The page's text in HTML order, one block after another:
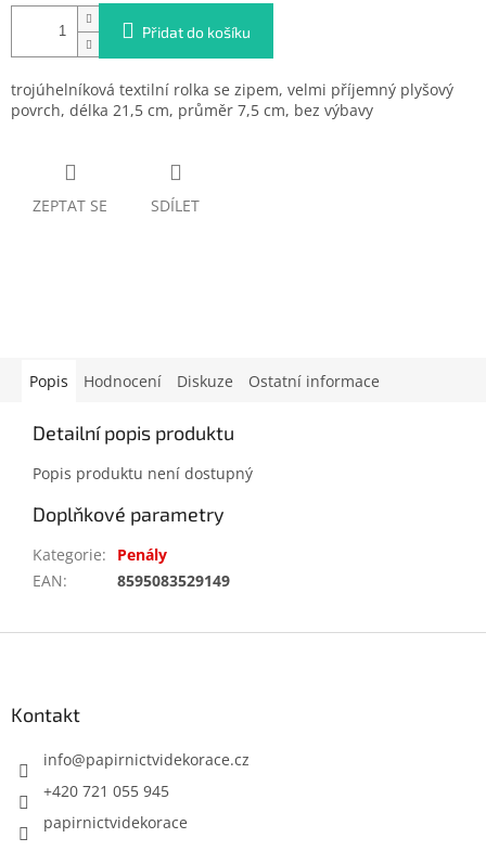
Přidat do košíku
trojúhelníková textilní rolka se zipem, velmi příjemný plyšový
povrch, délka 21,5 cm, průměr 7,5 cm, bez výbavy
ZEPTAT SE SDÍLET
Popis Hodnocení Diskuze Ostatní informace
Detailní popis produktu
Popis produktu není dostupný
Doplňkové parametry
Kategorie:
Penály
EAN: 8595083529149
Kontakt
info@papirnictvidekorace.cz
+420 721 055 945
papirnictvidekorace